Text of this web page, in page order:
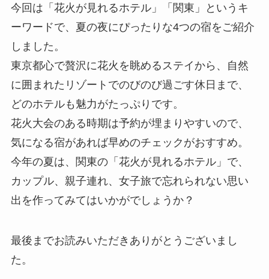
今回は「花火が見れるホテル」「関東」というキ
ーワードで、夏の夜にぴったりな4つの宿をご紹介
しました。
東京都心で贅沢に花火を眺めるステイから、自然
に囲まれたリゾートでのびのび過ごす休日まで、
どのホテルも魅力がたっぷりです。
花火大会のある時期は予約が埋まりやすいので、
気になる宿があれば早めのチェックがおすすめ。
今年の夏は、関東の「花火が見れるホテル」で、
カップル、親子連れ、女子旅で忘れられない思い
出を作ってみてはいかがでしょうか？
最後までお読みいただきありがとうございまし
た。